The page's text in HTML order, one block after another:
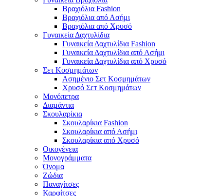
Βραχιόλια Fashion
Βραχιόλια από Ασήμι
Βραχιόλια από Χρυσό
Γυναικεία Δαχτυλίδια
Γυναικεία Δαχτυλίδια Fashion
Γυναικεία Δαχτυλίδια από Ασήμι
Γυναικεία Δαχτυλίδια από Χρυσό
Σετ Κοσμημάτων
Ασημένιο Σετ Κοσμημάτων
Χρυσό Σετ Κοσμημάτων
Μονόπετρα
Διαμάντια
Σκουλαρίκια
Σκουλαρίκια Fashion
Σκουλαρίκια από Ασήμι
Σκουλαρίκια από Χρυσό
Οικογένεια
Μονογράμματα
Όνομα
Ζώδια
Παναγίτσες
Καρφίτσες